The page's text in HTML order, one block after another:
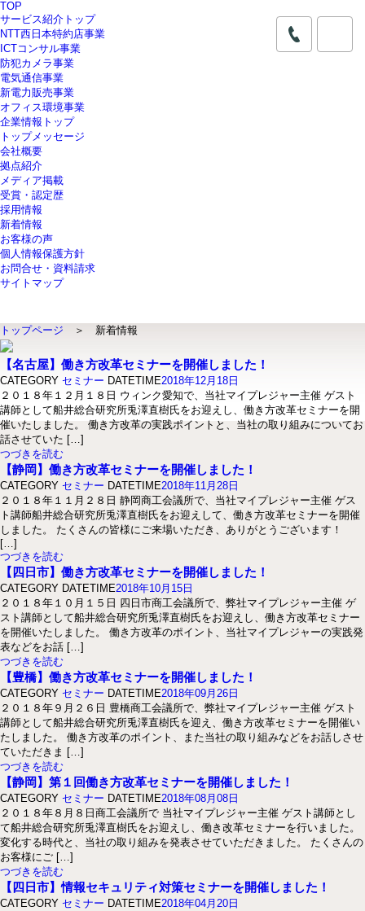
TOP
サービス紹介トップ
NTT西日本特約店事業
ICTコンサル事業
防犯カメラ事業
電気通信事業
新電力販売事業
オフィス環境事業
企業情報トップ
トップメッセージ
会社概要
拠点紹介
メディア掲載
受賞・認定歴
採用情報
新着情報
お客様の声
個人情報保護方針
お問合せ・資料請求
サイトマップ
トップページ ＞ 新着情報
【名古屋】働き方改革セミナーを開催しました！
CATEGORY セミナー DATETIME2018年12月18日
２０１８年１２月１８日 ウィンク愛知で、当社マイプレジャー主催 ゲスト
講師として船井総合研究所兎澤直樹氏をお迎えし、働き方改革セミナーを開
催いたしました。 働き方改革の実践ポイントと、当社の取り組みについてお
話させていた […]
つづきを読む
【静岡】働き方改革セミナーを開催しました！
CATEGORY セミナー DATETIME2018年11月28日
２０１８年１１月２８日 静岡商工会議所で、当社マイプレジャー主催 ゲス
ト講師船井総合研究所兎澤直樹氏をお迎えして、働き方改革セミナーを開催
しました。 たくさんの皆様にご来場いただき、ありがとうございます！
[…]
つづきを読む
【四日市】働き方改革セミナーを開催しました！
CATEGORY DATETIME2018年10月15日
２０１８年１０月１５日 四日市商工会議所で、弊社マイプレジャー主催 ゲ
スト講師として船井総合研究所兎澤直樹氏をお迎えし、働き方改革セミナー
を開催いたしました。 働き方改革のポイント、当社マイプレジャーの実践発
表などをお話 […]
つづきを読む
【豊橋】働き方改革セミナーを開催しました！
CATEGORY セミナー DATETIME2018年09月26日
２０１８年９月２６日 豊橋商工会議所で、弊社マイプレジャー主催 ゲスト
講師として船井総合研究所兎澤直樹氏を迎え、働き方改革セミナーを開催い
たしました。 働き方改革のポイント、また当社の取り組みなどをお話しさせ
ていただきま […]
つづきを読む
【静岡】第１回働き方改革セミナーを開催しました！
CATEGORY セミナー DATETIME2018年08月08日
２０１８年８月８日商工会議所で 当社マイプレジャー主催 ゲスト講師とし
て船井総合研究所兎澤直樹氏をお迎えし、働き改革セミナーを行いました。
変化する時代と、当社の取り組みを発表させていただきました。 たくさんの
お客様にご […]
つづきを読む
【四日市】情報セキュリティ対策セミナーを開催しました！
CATEGORY セミナー DATETIME2018年04月20日